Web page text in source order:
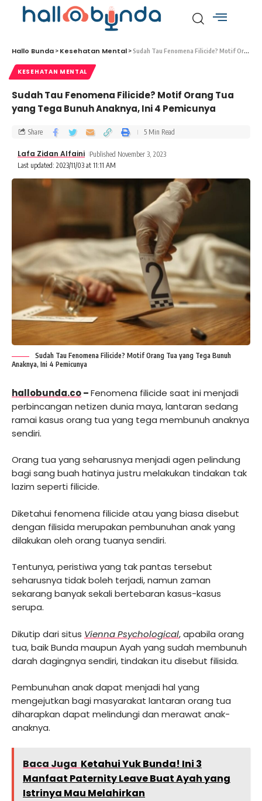
Hallo Bunda > Kesehatan Mental >Sudah Tau Fenomena Filicide? Motif Orang Tua yang Tega Bunuh Anaknya, Ini 4 Pemicunya
KESEHATAN MENTAL
Sudah Tau Fenomena Filicide? Motif Orang Tua
yang Tega Bunuh Anaknya, Ini 4 Pemicunya
Last updated: 2023/11/03 at 11:11 AM
Lafa Zidan Alfaini Published November 3, 2023
Share 5 Min Read
Sudah Tau Fenomena Filicide? Motif Orang Tua yang Tega Bunuh
Anaknya, Ini 4 Pemicunya
hallobunda.co–Fenomena filicide saat ini menjadi
perbincangan netizen dunia maya, lantaran sedang
ramai kasus orang tua yang tega membunuh anaknya
sendiri.
Orang tua yang seharusnya menjadi agen pelindung
bagi sang buah hatinya justru melakukan tindakan tak
lazim seperti filicide.
Diketahui fenomena filicide atau yang biasa disebut
dengan filisida merupakan pembunuhan anak yang
dilakukan oleh orang tuanya sendiri.
Tentunya, peristiwa yang tak pantas tersebut
seharusnya tidak boleh terjadi, namun zaman
sekarang banyak sekali bertebaran kasus-kasus
serupa.
Dikutip dari situs Vienna Psychological, apabila orang
tua, baik Bunda maupun Ayah yang sudah membunuh
darah dagingnya sendiri, tindakan itu disebut filisida.
Pembunuhan anak dapat menjadi hal yang
mengejutkan bagi masyarakat lantaran orang tua
diharapkan dapat melindungi dan merawat anak-
anaknya.
Baca Juga Ketahui Yuk Bunda! Ini 3
Manfaat Paternity Leave Buat Ayah yang
Istrinya Mau Melahirkan